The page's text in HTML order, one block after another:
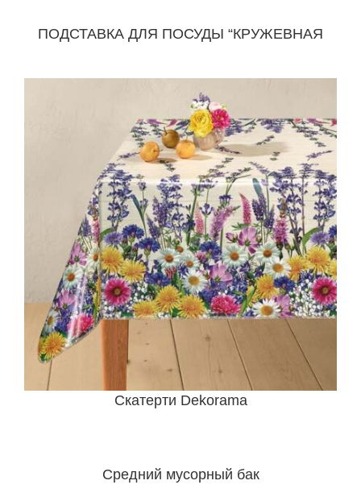
ПОДСТАВКА ДЛЯ ПОСУДЫ “КРУЖЕВНАЯ
Скатерти Dekorama
Средний мусорный бак